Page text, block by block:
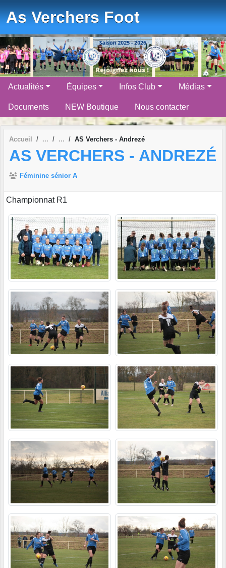
As Verchers Foot
Actualités Équipes Infos Club Médias
Documents NEW Boutique Nous contacter
Accueil AS Verchers - Andrezé
AS VERCHERS - ANDREZÉ
Féminine sénior A
Championnat R1